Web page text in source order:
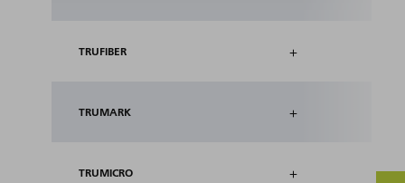
TRUFIBER +
TRUMARK +
TRUMICRO +